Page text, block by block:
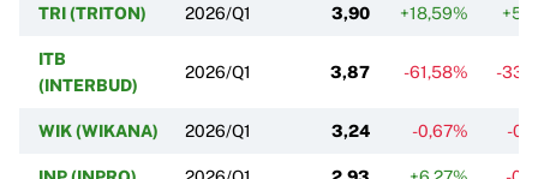
TRI (TRITON) 2026/Q1 3,90 +18,59%
ITB
(INTERBUD)
2026/Q1 3,87 -61,58% -
WIK (WIKANA) 2026/Q1 3,24 -0,67% -